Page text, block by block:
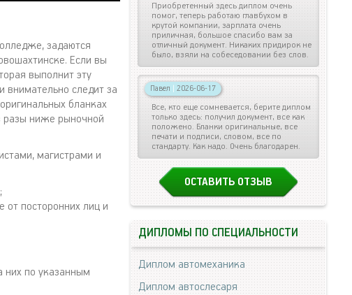
задаются
Если вы
выполнит эту
внимательно следит за
бланках
разы ниже рыночной
магистрами и
от посторонних лиц и
них по указанным
Приобретенный здесь диплом очень
помог, теперь работаю главбухом в
крутой компании, зарплата очень
приличная, большое спасибо вам за
отличный документ. Никаких придирок не
было, взяли на собеседовании без слов.
Павел | 2026-06-17
Все, кто еще сомневается, берите диплом
только здесь: получил документ, все как
положено. Бланки оригинальные, все
печати и подписи, словом, все по
стандарту. Как надо. Очень благодарен.
ОСТАВИТЬ ОТЗЫВ
ДИПЛОМЫ ПО СПЕЦИАЛЬНОСТИ
Диплом автомеханика
Диплом автослесаря